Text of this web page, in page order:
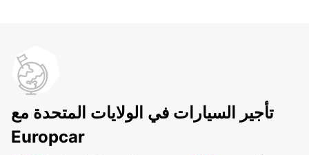
تأجير السيارات في الولايات المتحدة مع
Europcar